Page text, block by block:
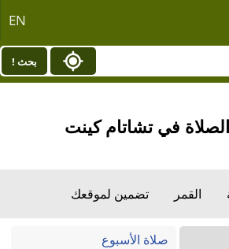
EN
بحث !
في تشاتام كينت
القمر تضمين لموقعك
صلاة الأسبوع